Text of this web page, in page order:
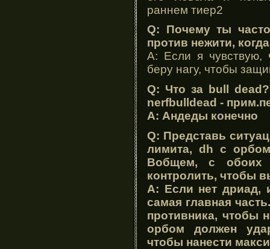
раннем тиер2
Q: Почему ты
против нежити,
A: Если я чувствую,
беру нагу, чтобы
Q: Что за bull
nerfbulldead -
A: Андеды конечно
Q: Представь
лимита, dh с
Вобщем, с обоих
контролить, чтобы
A: Если нет дриад,
самая главная
противника, чтобы
орбом должен
чтобы нанести